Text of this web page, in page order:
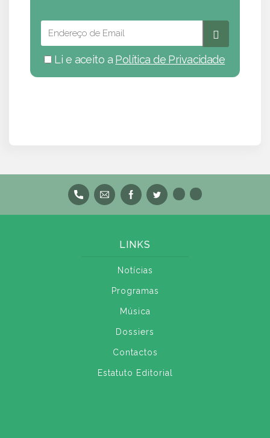
Li e aceito a Política de Privacidade
LINKS
Notícias
Programas
Música
Dossiers
Contactos
Estatuto Editorial